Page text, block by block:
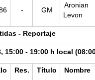
- GM
Aronian
Levon
- Reportaje
15:00 - 19:00 h local
Res. Título Nombre